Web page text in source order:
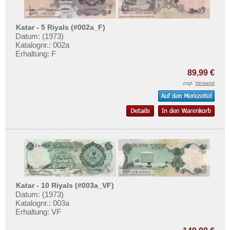
Macao
Malaya
Malaya & Britisch Borneo
Nepal
Niederländisch Indien
Nordkorea
Oman
Pakistan
Philippinen
Testbanknoten
Banknotenbriefe
Kataloge
Aufbewahrung
Informationen
Preislisten
Ankauf
Erhaltungsgrade
Gratisbanknoten
FAQ
Katar - 5 Riyals (#002a_F)
Datum: (1973)
Katalognr.: 002a
Erhaltung: F
89,99 €
zzgl. Versand
Katar - 10 Riyals (#003a_VF)
Datum: (1973)
Katalognr.: 003a
Erhaltung: VF